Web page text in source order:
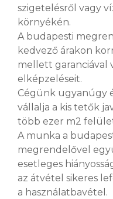
szigetelésről vagy
környékén.
A budapesti
kedvező árakon
mellett garanciával
elképzeléseit.
Cégünk ugyanúgy
vállalja a kis tetők
több ezer m2
A munka a
megrendelővel
esetleges
az átvétel sikeres
a használatbavétel.